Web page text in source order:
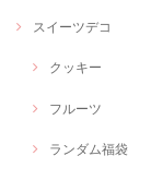
スイーツデコ
クッキー
フルーツ
ランダム福袋